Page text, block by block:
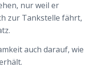
nur weil er
zur Tankstelle fährt,
auch darauf, wie